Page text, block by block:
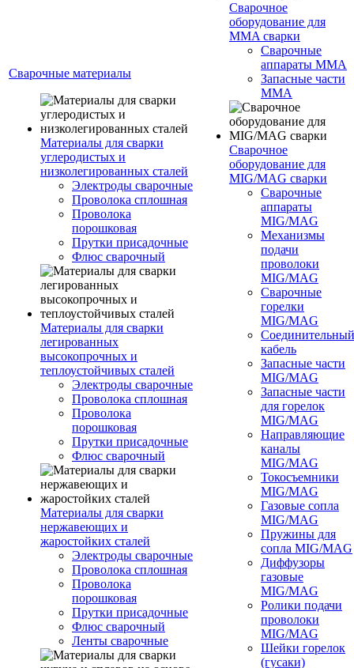
Сварочные материалы
Материалы для сварки
углеродистых и
низколегированных сталей
Электроды сварочные
Проволока сплошная
Проволока
порошковая
Прутки присадочные
Флюс сварочный
Материалы для сварки
легированных
высокопрочных и
теплоустойчивых сталей
Электроды сварочные
Проволока сплошная
Проволока
порошковая
Прутки присадочные
Флюс сварочный
Материалы для сварки
нержавеющих и
жаростойких сталей
Электроды сварочные
Проволока сплошная
Проволока
порошковая
Прутки присадочные
Флюс сварочный
Ленты сварочные
Сварочное
оборудование для
MMA сварки
Сварочные
аппараты MMA
Запасные части
MMA
Сварочное
оборудование для
MIG/MAG сварки
Сварочные
аппараты
MIG/MAG
Механизмы
подачи
проволоки
MIG/MAG
Сварочные
горелки
MIG/MAG
Соединительный
кабель
Запасные части
MIG/MAG
Запасные части
для горелок
MIG/MAG
Направляющие
каналы
MIG/MAG
Токосъемники
MIG/MAG
Газовые сопла
MIG/MAG
Пружины для
сопла MIG/MAG
Диффузоры
газовые
MIG/MAG
Ролики подачи
проволоки
MIG/MAG
Шейки горелок
(гусаки)